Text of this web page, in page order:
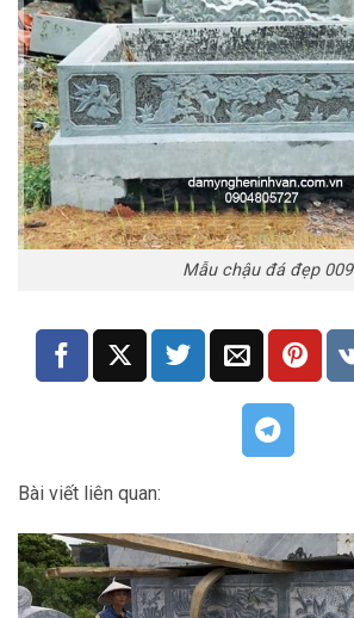
Mẫu chậu đá đẹp 009
Bài viết liên quan: